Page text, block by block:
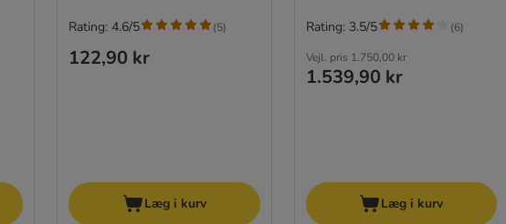
122,90 kr
Rating: 4.6/5 (5)
Læg i kurv
Vejl. pris 1.750,00 kr
1.539,90 kr
Rating: 3.5/5 (6)
Læg i kurv